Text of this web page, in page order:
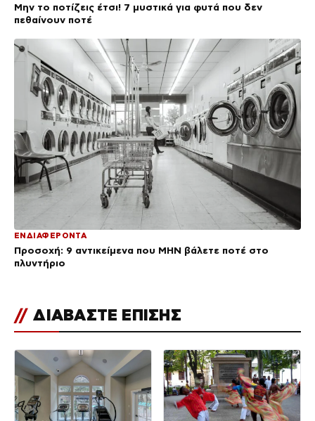
Μην το ποτίζεις έτσι! 7 μυστικά για φυτά που δεν
πεθαίνουν ποτέ
ΕΝΔΙΑΦΕΡΟΝΤΑ
Προσοχή: 9 αντικείμενα που ΜΗΝ βάλετε ποτέ στο
πλυντήριο
// ΔΙΑΒΑΣΤΕ ΕΠΙΣΗΣ